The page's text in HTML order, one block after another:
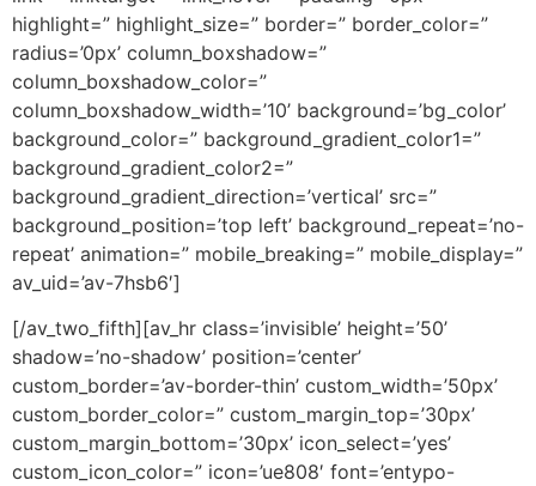
highlight=” highlight_size=” border=” border_color=”
radius=’0px’ column_boxshadow=”
column_boxshadow_color=”
column_boxshadow_width=’10’ background=’bg_color’
background_color=” background_gradient_color1=”
background_gradient_color2=”
background_gradient_direction=’vertical’ src=”
background_position=’top left’ background_repeat=’no-
repeat’ animation=” mobile_breaking=” mobile_display=”
av_uid=’av-7hsb6′]
[/av_two_fifth][av_hr class=’invisible’ height=’50’
shadow=’no-shadow’ position=’center’
custom_border=’av-border-thin’ custom_width=’50px’
custom_border_color=” custom_margin_top=’30px’
custom_margin_bottom=’30px’ icon_select=’yes’
custom_icon_color=” icon=’ue808′ font=’entypo-